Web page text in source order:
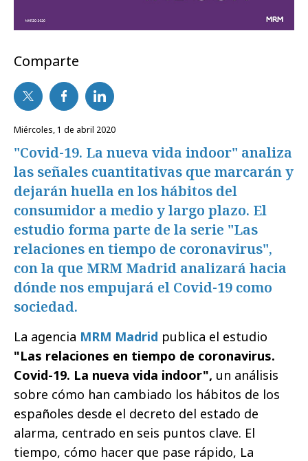
Comparte
miércoles, 1 de abril 2020
"Covid-19. La nueva vida indoor" analiza
las señales cuantitativas que marcarán y
dejarán huella en los hábitos del
consumidor a medio y largo plazo. El
estudio forma parte de la serie "Las
relaciones en tiempo de coronavirus",
con la que MRM Madrid analizará hacia
dónde nos empujará el Covid-19 como
sociedad.
La agencia MRM Madrid publica el estudio
"Las relaciones en tiempo de coronavirus.
Covid-19. La nueva vida indoor", un análisis
sobre cómo han cambiado los hábitos de los
españoles desde el decreto del estado de
alarma, centrado en seis puntos clave. El
tiempo, cómo hacer que pase rápido, La